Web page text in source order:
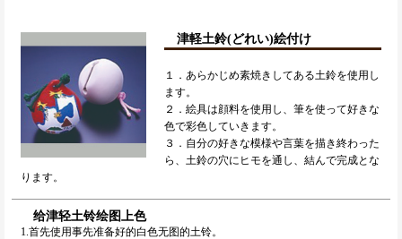
津軽土鈴(どれい)絵付け
１．あらかじめ素焼きしてある土鈴を使用し
ます。
２．絵具は顔料を使用し、筆を使って好きな
色で彩色していきます。
３．自分の好きな模様や言葉を描き終わった
ら、土鈴の穴にヒモを通し、結んで完成とな
ります。
给津轻土铃绘图上色
1.首先使用事先准备好的白色无图的土铃。